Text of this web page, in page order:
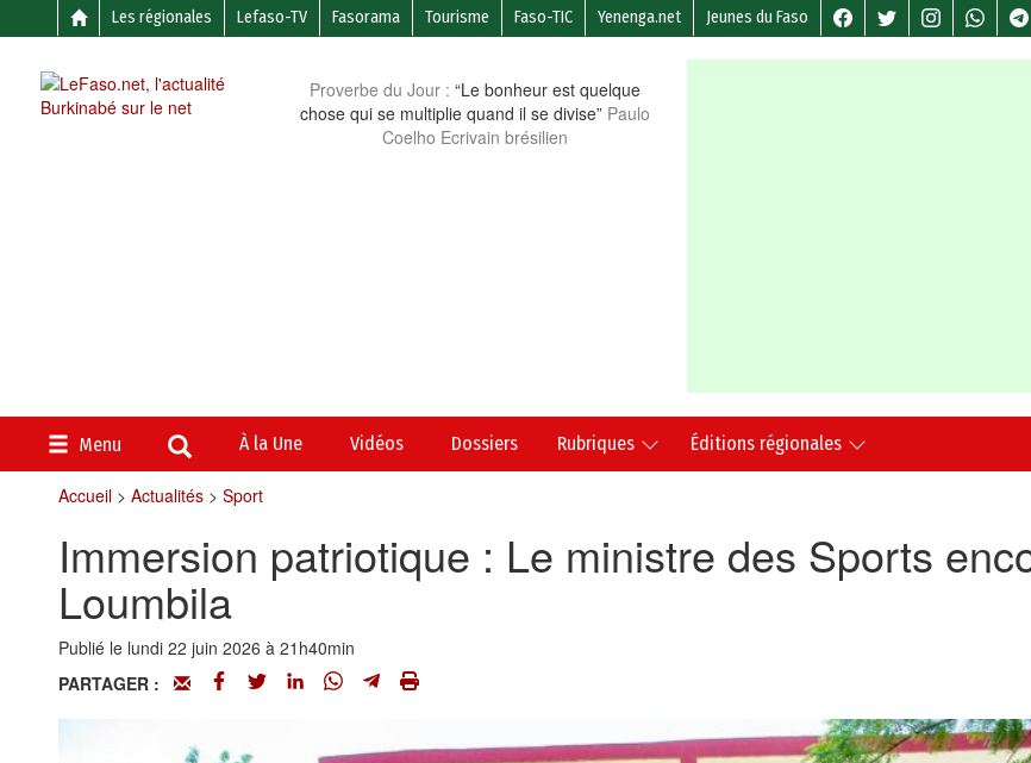
Les régionales Lefaso-TV Fasorama Tourisme Faso-TIC Yenenga.net Jeunes du Faso
Proverbe du Jour : “Le bonheur est quelque
chose qui se multiplie quand il se divise” Paulo
Coelho Ecrivain brésilien
Menu À la Une Vidéos Dossiers Rubriques Éditions régionales
Accueil> Actualités> Sport
Immersion patriotique : Le ministre des Sports
Loumbila
Publié le lundi 22 juin 2026 à 21h40min
PARTAGER :